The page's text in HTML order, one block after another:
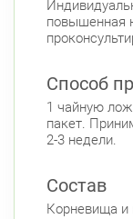
повышенная
Способ
1 чайную
пакет.
2-3 недели.
Состав
Корневища и